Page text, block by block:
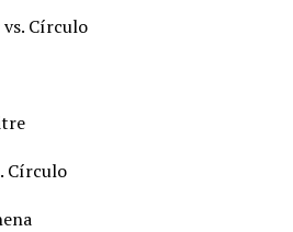
Círculo
Círculo